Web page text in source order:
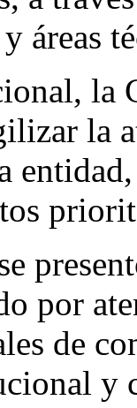
áreas
la
la
por
de
y